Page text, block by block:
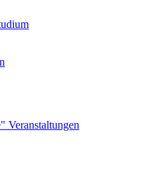
Veranstaltungen